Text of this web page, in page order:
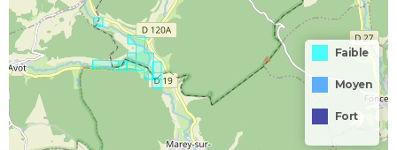
Faible
Moyen
Fort